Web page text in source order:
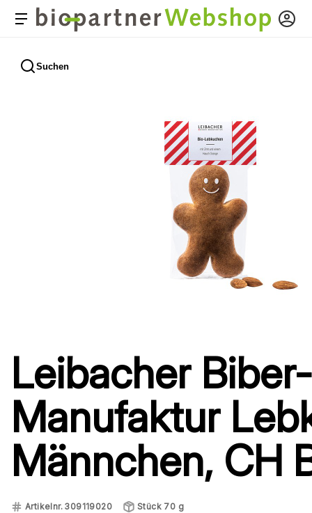
Suchen
Leibacher Biber-
Manufaktur
Männchen, CH
Artikelnr. 309119020 Stück 70 g